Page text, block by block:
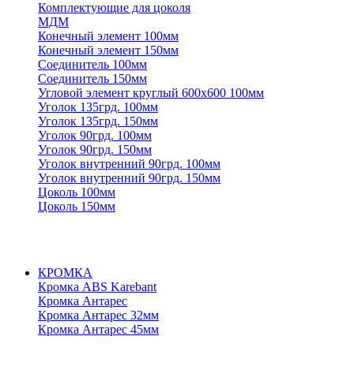
Комплектующие для цоколя
МДМ
Конечный элемент 100мм
Конечный элемент 150мм
Соединитель 100мм
Соединитель 150мм
Угловой элемент круглый 600х600 100мм
Уголок 135грд. 100мм
Уголок 135грд. 150мм
Уголок 90грд. 100мм
Уголок 90грд. 150мм
Уголок внутренний 90грд. 100мм
Уголок внутренний 90грд. 150мм
Цоколь 100мм
Цоколь 150мм
КРОМКА
Кромка ABS Karebant
Кромка Антарес
Кромка Антарес 32мм
Кромка Антарес 45мм